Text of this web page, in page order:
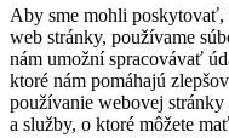
Aby sme mohli poskytovať,
web stránky, používame
nám umožní spracovávať
ktoré nám pomáhajú
používanie webovej
a služby, o ktoré môžete